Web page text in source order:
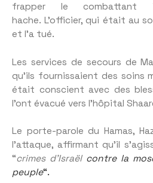
frapper le combattant
hache. L’officier, qui était au
et l’a tué.
Les services de secours de
qu’ils fournissaient des soins
était conscient avec des
l’ont évacué vers l’hôpital
Le porte-parole du Hamas,
l’attaque, affirmant qu’il
“crimes d’Israëlcontre la
peuple“.